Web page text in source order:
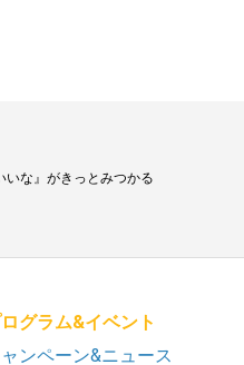
いな』がきっとみつかる
グラム&イベント
ンペーン&ニュース